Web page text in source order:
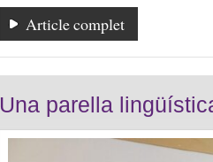
Article complet
Una parella